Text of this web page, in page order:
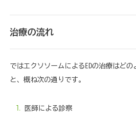
治療の流れ
ではエクソソームによるEDの治療はど
と、概ね次の通りです。
医師による診察